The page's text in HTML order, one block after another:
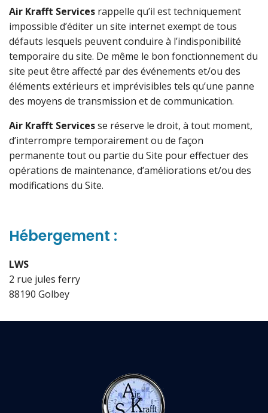
Air Krafft Services rappelle qu’il est techniquement
impossible d’éditer un site internet exempt de tous
défauts lesquels peuvent conduire à l’indisponibilité
temporaire du site. De même le bon fonctionnement du
site peut être affecté par des événements et/ou des
éléments extérieurs et imprévisibles tels qu’une panne
des moyens de transmission et de communication.
Air Krafft Servicesse réserve le droit, à tout moment,
d’interrompre temporairement ou de façon
permanente tout ou partie du Site pour effectuer des
opérations de maintenance, d’améliorations et/ou des
modifications du Site.
Hébergement :
LWS
2 rue jules ferry
88190 Golbey